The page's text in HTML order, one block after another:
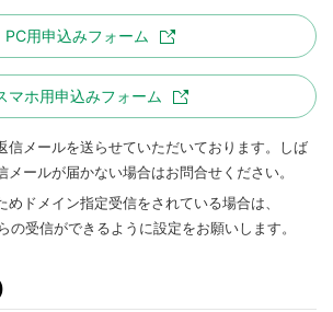
PC用申込みフォーム
マホ用申込みフォーム
信メールを送らせていただいております。しば
メールが届かない場合はお問合せください。
めドメイン指定受信をされている場合は、
の受信ができるように設定をお願いします。